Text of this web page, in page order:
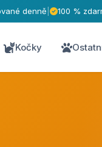
denně 100 %
Kočky